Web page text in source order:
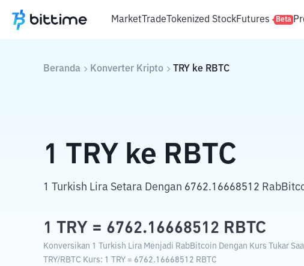
MarketTradeTokenized StockFutures Beta
Beranda Konverter Kripto TRY ke RBTC
1 TRY ke RBTC
1 Turkish Lira Setara Dengan 6762.16668512
1 TRY = 6762.16668512 RBTC
Konversikan 1 Turkish Lira Menjadi RabBitcoin Dengan Kurs Tukar
TRY/RBTC Kurs: 1 TRY = 6762.16668512 RBTC